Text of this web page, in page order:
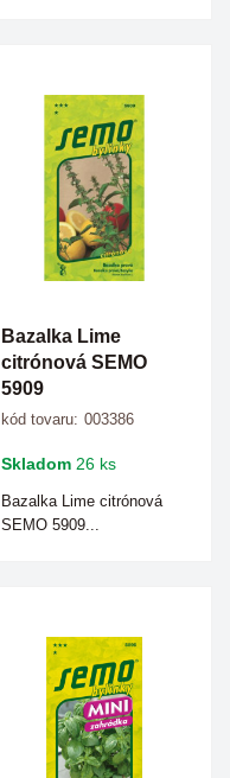
Bazalka Lime
citrónová SEMO
5909
kód tovaru: 003386
Skladom 26 ks
Bazalka Lime citrónová
SEMO 5909...